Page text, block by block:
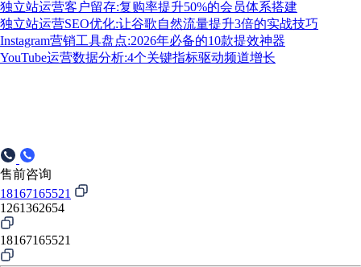
独立站运营客户留存:复购率提升50%的会员体系搭建
独立站运营SEO优化:让谷歌自然流量提升3倍的实战技巧
Instagram营销工具盘点:2026年必备的10款提效神器
YouTube运营数据分析:4个关键指标驱动频道增长
售前咨询
18167165521
1261362654
18167165521